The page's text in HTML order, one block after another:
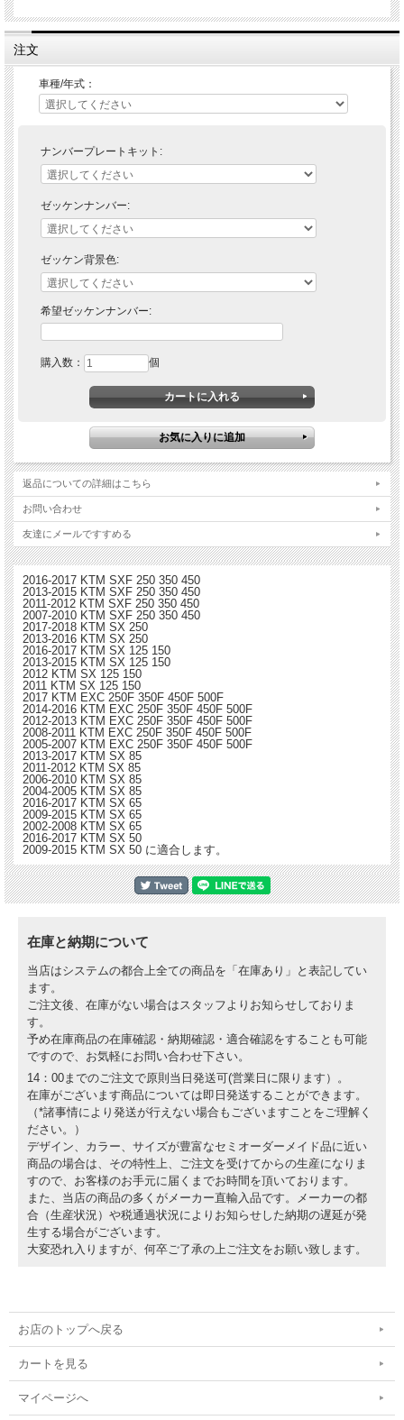
• 厚さ約0.508mmのマシンになじむウルトラカーブクリアビニール製のスーパーハ
• スチールルールダイカットマシンで各マシンに合うように精確に型抜き
• スーパーハイグロスシートの下のレイヤーに印刷を施す
• 優れた耐久性を実現するTec7社製(ドイツ)の接着剤で印刷面を厚くコーティング
キット内容：
フロントフェンダー、リアフェンダー、エアボックス、スイングアーム、シュラウ
ド、フォークガード、シートカバー
・フロント・サイドナンバープレートは有料オプションです。希望される方はプル
ダウンメニューからお選びください。
・ゼッケンナンバーはプリントされず無地背景ですのでご注意ください。
「番号あり」を選び、「希望ゼッケンナンバー」欄に希望する数字を入力してくだ
注文
車種/年式：
ナンバープレートキット:
ゼッケンナンバー:
ゼッケン背景色:
希望ゼッケンナンバー:
購入数： 個
返品についての詳細はこちら
お問い合わせ
友達にメールですすめる
2016-2017 KTM SXF 250 350 450
2013-2015 KTM SXF 250 350 450
2011-2012 KTM SXF 250 350 450
2007-2010 KTM SXF 250 350 450
2017-2018 KTM SX 250
2013-2016 KTM SX 250
2016-2017 KTM SX 125 150
2013-2015 KTM SX 125 150
2012 KTM SX 125 150
2011 KTM SX 125 150
2017 KTM EXC 250F 350F 450F 500F
2014-2016 KTM EXC 250F 350F 450F 500F
2012-2013 KTM EXC 250F 350F 450F 500F
2008-2011 KTM EXC 250F 350F 450F 500F
2005-2007 KTM EXC 250F 350F 450F 500F
2013-2017 KTM SX 85
2011-2012 KTM SX 85
2006-2010 KTM SX 85
2004-2005 KTM SX 85
2016-2017 KTM SX 65
2009-2015 KTM SX 65
2002-2008 KTM SX 65
2016-2017 KTM SX 50
2009-2015 KTM SX 50 に適合します。
在庫と納期について
当店はシステムの都合上全ての商品を「在庫あり」と表記してい
ます。
ご注文後、在庫がない場合はスタッフよりお知らせしておりま
す。
予め在庫商品の在庫確認・納期確認・適合確認をすることも可能
ですので、お気軽にお問い合わせ下さい。
14：00までのご注文で原則当日発送可(営業日に限ります）。
在庫がございます商品については即日発送することができます。
（*諸事情により発送が行えない場合もございますことをご理解く
ださい。）
デザイン、カラー、サイズが豊富なセミオーダーメイド品に近い
商品の場合は、その特性上、ご注文を受けてからの生産になりま
すので、お客様のお手元に届くまでお時間を頂いております。
また、当店の商品の多くがメーカー直輸入品です。メーカーの都
合（生産状況）や税通過状況によりお知らせした納期の遅延が発
生する場合がございます。
大変恐れ入りますが、何卒ご了承の上ご注文をお願い致します。
お店のトップへ戻る
カートを見る
マイページへ